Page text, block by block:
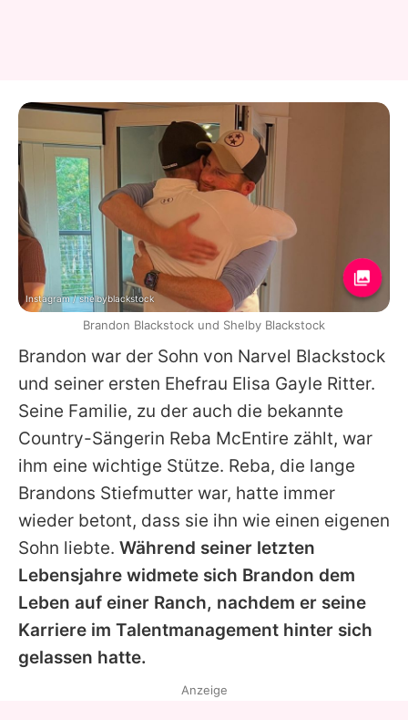
Brandon war der Sohn von Narvel Blackstock
und seiner ersten Ehefrau Elisa Gayle Ritter.
Seine Familie, zu der auch die bekannte
Country-Sängerin Reba McEntire zählt, war
ihm eine wichtige Stütze. Reba, die lange
Brandons Stiefmutter war, hatte immer
wieder betont, dass sie ihn wie einen eigenen
Sohn liebte. Während seiner letzten
Lebensjahre widmete sich Brandon dem
Leben auf einer Ranch, nachdem er seine
Karriere im Talentmanagement hinter sich
gelassen hatte.
Instagram / shelbyblackstock
Brandon Blackstock und Shelby Blackstock
Anzeige